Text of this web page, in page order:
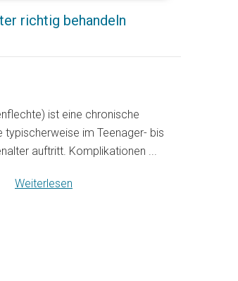
richtig behandeln
ist eine chronische
typischerweise im Teenager- bis
auftritt. Komplikationen ...
Weiterlesen